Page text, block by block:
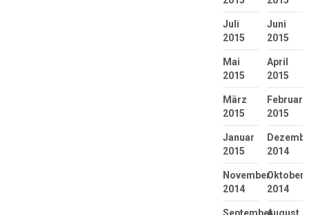
Juli
2015
Juni
2015
Mai
2015
April
2015
März
2015
Februar
2015
Januar
2015
2014
November
2014
Oktober
2014